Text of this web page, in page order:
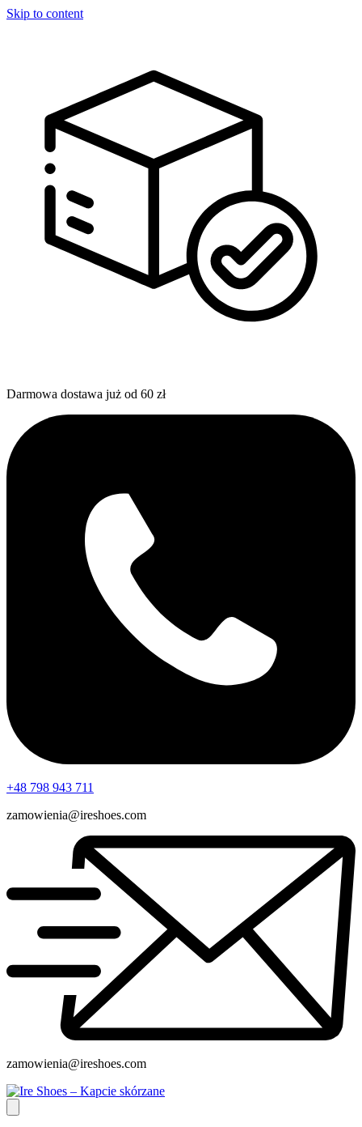
Skip to content
Darmowa dostawa już od 60 zł
+48 798 943 711
zamowienia@ireshoes.com
zamowienia@ireshoes.com